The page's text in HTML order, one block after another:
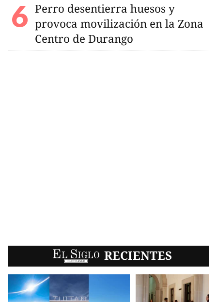
Perro desentierra huesos y
provoca movilización en la Zona
Centro de Durango
EL SIGLO RECIENTES